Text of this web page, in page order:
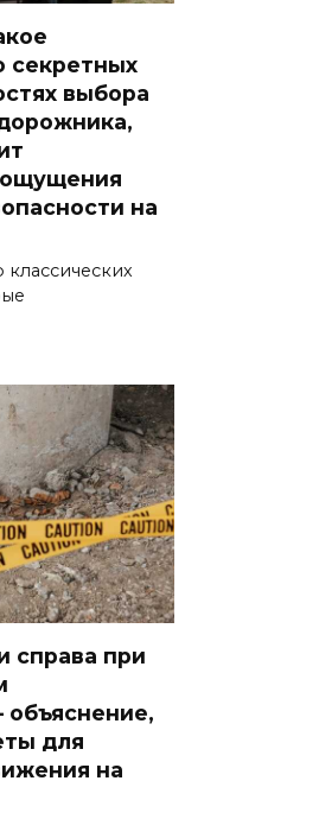
секретных
выбора
на
справа при
объяснение,
для
на